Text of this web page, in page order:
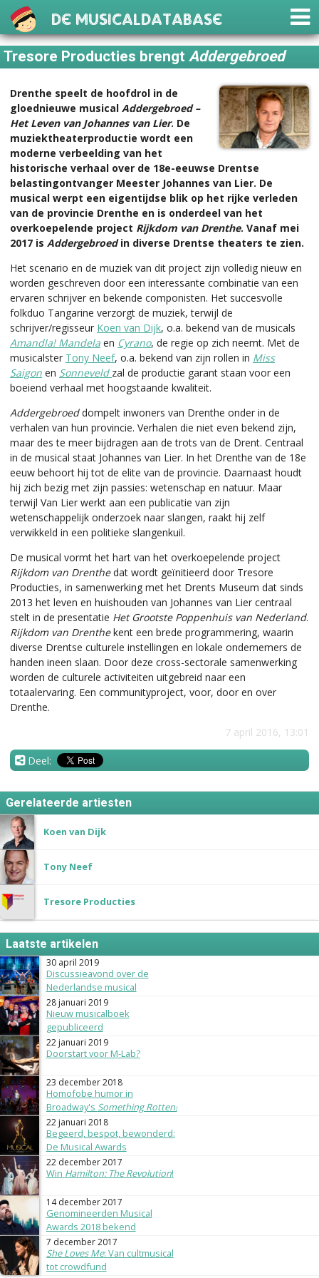
De Musicaldatabase
Tresore Producties brengtAddergebroed
Drenthe speelt de hoofdrol in de
gloednieuwe musical Addergebroed –
Het Leven van Johannes van Lier. De
muziektheaterproductie wordt een
moderne verbeelding van het
historische verhaal over de 18e-eeuwse Drentse
belastingontvanger Meester Johannes van Lier. De
musical werpt een eigentijdse blik op het rijke verleden
van de provincie Drenthe en is onderdeel van het
overkoepelende project Rijkdom van Drenthe. Vanaf mei
2017 is Addergebroedin diverse Drentse theaters te zien.
Het scenario en de muziek van dit project zijn volledig nieuw en
worden geschreven door een interessante combinatie van een
ervaren schrijver en bekende componisten. Het succesvolle
folkduo Tangarine verzorgt de muziek, terwijl de
schrijver/regisseur Koen van Dijk, o.a. bekend van de musicals
Amandla! Mandela en Cyrano, de regie op zich neemt. Met de
musicalster Tony Neef, o.a. bekend van zijn rollen in Miss
Saigon en Sonneveld zal de productie garant staan voor een
boeiend verhaal met hoogstaande kwaliteit.
Addergebroeddompelt inwoners van Drenthe onder in de
verhalen van hun provincie. Verhalen die niet even bekend zijn,
maar des te meer bijdragen aan de trots van de Drent. Centraal
in de musical staat Johannes van Lier. In het Drenthe van de 18e
eeuw behoort hij tot de elite van de provincie. Daarnaast houdt
hij zich bezig met zijn passies: wetenschap en natuur. Maar
terwijl Van Lier werkt aan een publicatie van zijn
wetenschappelijk onderzoek naar slangen, raakt hij zelf
verwikkeld in een politieke slangenkuil.
De musical vormt het hart van het overkoepelende project
Rijkdom van Drenthedat wordt geïnitieerd door Tresore
Producties, in samenwerking met het Drents Museum dat sinds
2013 het leven en huishouden van Johannes van Lier centraal
stelt in de presentatie Het Grootste Poppenhuis van Nederland.
Rijkdom van Drenthekent een brede programmering, waarin
diverse Drentse culturele instellingen en lokale ondernemers de
handen ineen slaan. Door deze cross-sectorale samenwerking
worden de culturele activiteiten uitgebreid naar een
totaalervaring. Een communityproject, voor, door en over
Drenthe.
7 april 2016, 13:01
Deel:
Gerelateerde artiesten
Koen van Dijk
Tony Neef
Tresore Producties
Laatste artikelen
30 april 2019
Discussieavond over de
Nederlandse musical
28 januari 2019
Nieuw musicalboek
gepubliceerd
22 januari 2019
Doorstart voor M-Lab?
23 december 2018
Homofobe humor in
Broadway's Something Rotten!
22 januari 2018
Begeerd, bespot, bewonderd:
De Musical Awards
22 december 2017
Win Hamilton: The Revolution!
14 december 2017
Genomineerden Musical
Awards 2018 bekend
7 december 2017
She Loves Me: Van cultmusical
tot crowdfund